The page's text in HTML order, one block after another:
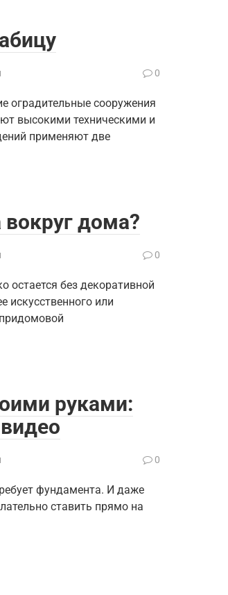
0
оградительные сооружения
высокими техническими и
применяют две
вокруг дома?
0
остается без декоративной
искусственного или
руками:
0
фундамента. И даже
ставить прямо на